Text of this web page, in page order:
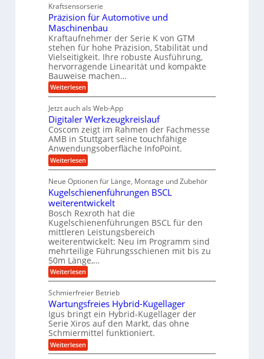
h
i
n
d
e
t
r
i
e
b
e
f
ü
r
r
a
e
U
m
g
e
b
u
n
g
n
n
d
A
u
f
t
r
a
g
s
e
i
n
g
a
n
g
l
o
s
e
,
w
e
n
i
g
e
r
S
t
e
l
e
n
h
n
s
t
a
n
g
e
n
g
e
t
r
i
e
b
e
f
ü
r
r
ä
z
i
s
e
H
u
b
b
e
w
e
g
u
n
g
e
n
Kraftsensorserie
Präzision für Automotive und
Maschinenbau
Kraftaufnehmer der Serie K von GTM
stehen für hohe Präzision, Stabilität und
Vielseitigkeit. Ihre robuste Ausführung,
hervorragende Linearität und kompakte
Bauweise machen…
Weiterlesen:
P
ä
z
i
s
i
o
n
f
r
A
u
t
o
m
o
t
i
v
e
u
n
d
M
a
s
c
h
i
n
Jetzt auch als Web-App
Digitaler Werkzeugkreislauf
Coscom zeigt im Rahmen der Fachmesse
AMB in Stuttgart seine touchfähige
Anwendungsoberfläche InfoPoint.
Weiterlesen:
D
g
i
t
a
l
e
r
W
e
r
k
z
e
u
g
k
r
e
i
s
l
Neue Optionen für Länge, Montage und Zubehör
Kugelschienenführungen BSCL
weiterentwickelt
Bosch Rexroth hat die
Kugelschienenführungen BSCL für den
mittleren Leistungsbereich
weiterentwickelt: Neu im Programm sind
mehrteilige Führungsschienen mit bis zu
50m Länge,…
Weiterlesen:
K
g
e
l
s
c
h
i
e
Schmierfreier Betrieb
Wartungsfreies Hybrid-Kugellager
Igus bringt ein Hybrid-Kugellager der
Serie Xiros auf den Markt, das ohne
Schmiermittel funktioniert.
Weiterlesen:
W